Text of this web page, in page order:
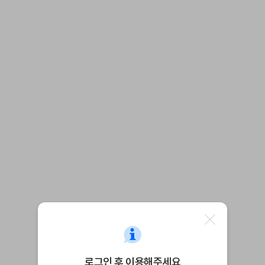
로그인 후 이용해주세요